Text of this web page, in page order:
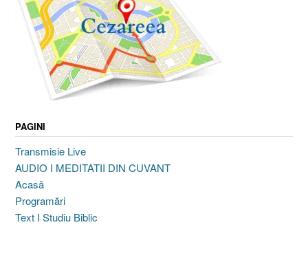
PAGINI
Transmisie Live
AUDIO I MEDITATII DIN CUVANT
Acasă
Programări
Text I Studiu Biblic